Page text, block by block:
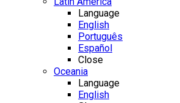
Language
English
Português
Español
Close
Oceania
Language
English